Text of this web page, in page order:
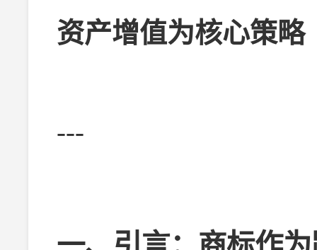
资产增值为核心策略
---